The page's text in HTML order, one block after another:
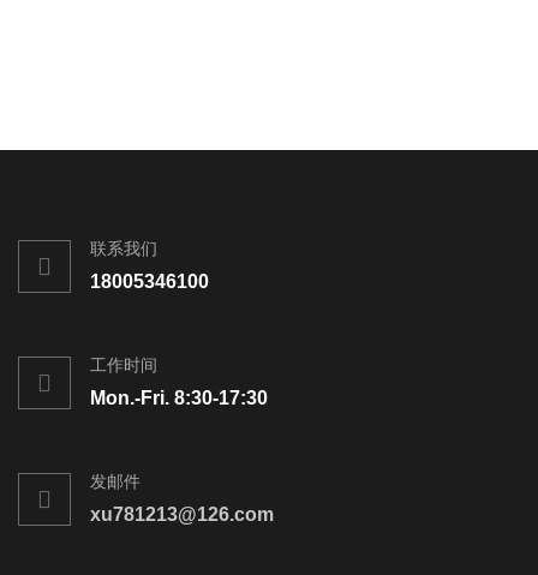
联系我们
18005346100
工作时间
Mon.-Fri. 8:30-17:30
发邮件
xu781213@126.com